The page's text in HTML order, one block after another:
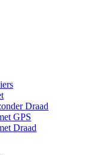
Draad
GPS
Draad